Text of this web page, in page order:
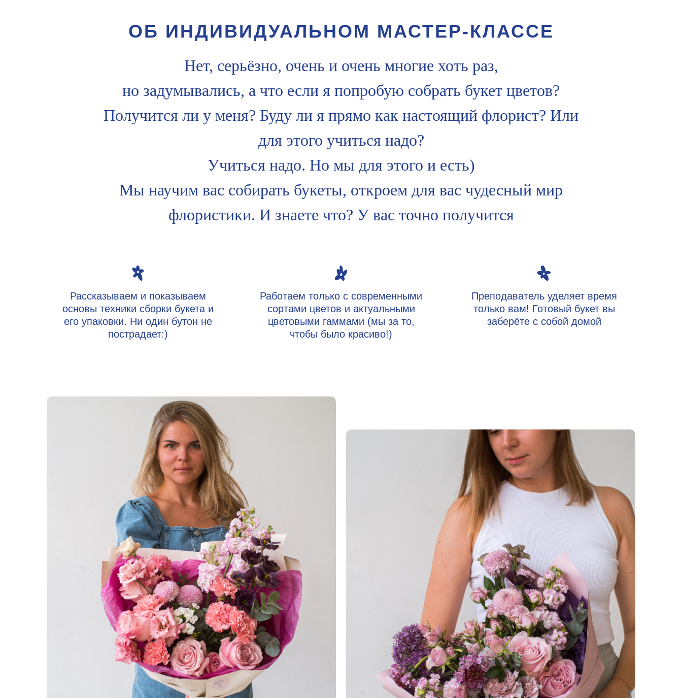
ОБ ИНДИВИДУАЛЬНОМ МАСТЕР-КЛАССЕ
Нет, серьёзно, очень и очень многие хоть раз,
но задумывались, а что если я попробую собрать букет цветов?
Получится ли у меня? Буду ли я прямо как настоящий флорист? Или
для этого учиться надо?
Учиться надо. Но мы для этого и есть)
Мы научим вас собирать букеты, откроем для вас чудесный мир
флористики. И знаете что? У вас точно получится
Рассказываем и показываем
основы техники сборки букета и
его упаковки. Ни один бутон не
пострадает:)
Работаем только с современными
сортами цветов и актуальными
цветовыми гаммами (мы за то,
чтобы было красиво!)
Преподаватель уделяет время
только вам! Готовый букет вы
заберёте с собой домой